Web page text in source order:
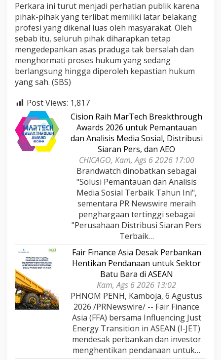
Perkara ini turut menjadi perhatian publik karena
pihak-pihak yang terlibat memiliki latar belakang
profesi yang dikenal luas oleh masyarakat. Oleh
sebab itu, seluruh pihak diharapkan tetap
mengedepankan asas praduga tak bersalah dan
menghormati proses hukum yang sedang
berlangsung hingga diperoleh kepastian hukum
yang sah. (SBS)
Post Views: 1,817
Cision Raih MarTech Breakthrough
Awards 2026 untuk Pemantauan
dan Analisis Media Sosial, Distribusi
Siaran Pers, dan AEO
CHICAGO, Kam, Ags 6 2026 17:00
Brandwatch dinobatkan sebagai
"Solusi Pemantauan dan Analisis
Media Sosial Terbaik Tahun Ini",
sementara PR Newswire meraih
penghargaan tertinggi sebagai
"Perusahaan Distribusi Siaran Pers
Terbaik…
Fair Finance Asia Desak Perbankan
Hentikan Pendanaan untuk Sektor
Batu Bara di ASEAN
Kam, Ags 6 2026 13:02
PHNOM PENH, Kamboja, 6 Agustus
2026 /PRNewswire/ -- Fair Finance
Asia (FFA) bersama Influencing Just
Energy Transition in ASEAN (I-JET)
mendesak perbankan dan investor
menghentikan pendanaan untuk…